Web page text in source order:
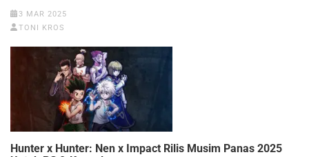
3 MAR 2025
TONI KROS
Hunter x Hunter: Nen x Impact Rilis Musim Panas 2025